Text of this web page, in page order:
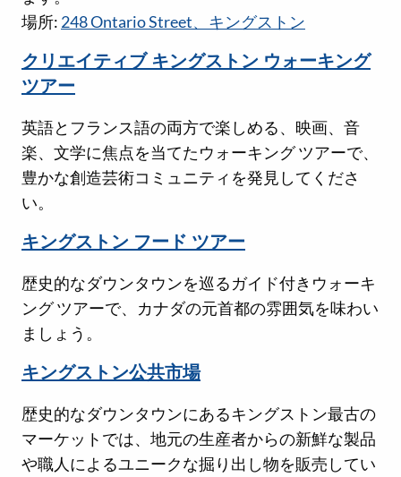
場所: 248 Ontario Street、キングストン
クリエイティブ キングストン ウォーキング
ツアー
英語とフランス語の両方で楽しめる、映画、音
楽、文学に焦点を当てたウォーキング ツアーで、
豊かな創造芸術コミュニティを発見してくださ
い。
キングストン フード ツアー
歴史的なダウンタウンを巡るガイド付きウォーキ
ング ツアーで、カナダの元首都の雰囲気を味わい
ましょう。
キングストン公共市場
歴史的なダウンタウンにあるキングストン最古の
マーケットでは、地元の生産者からの新鮮な製品
や職人によるユニークな掘り出し物を販売してい